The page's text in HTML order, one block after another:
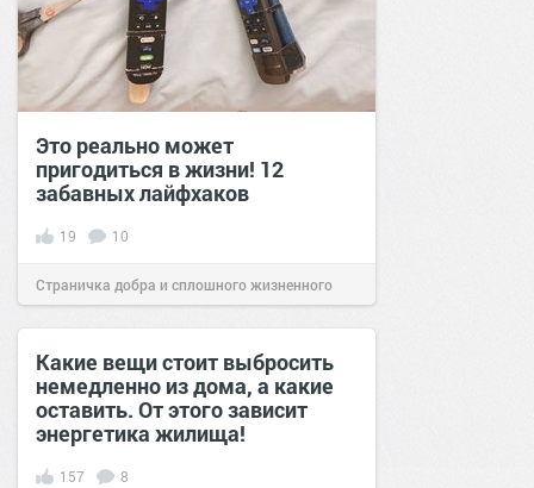
Это реально может
пригодиться в жизни! 12
забавных лайфхаков
19 10
Страничка добра и сплошного жизненного
позитива!15:3923 фев 2021
Какие вещи стоит выбросить
немедленно из дома, а какие
оставить. От этого зависит
энергетика жилища!
157 8